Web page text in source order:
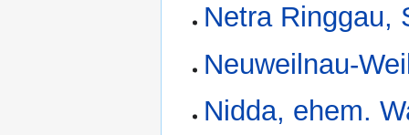
Netra Ringgau,
Neuweilnau-
Nidda, ehem.